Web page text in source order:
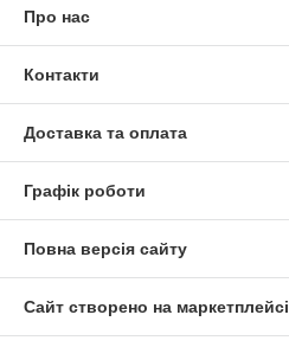
Про нас
Контакти
Доставка та оплата
Графік роботи
Повна версія сайту
Сайт створено на маркетплейсі